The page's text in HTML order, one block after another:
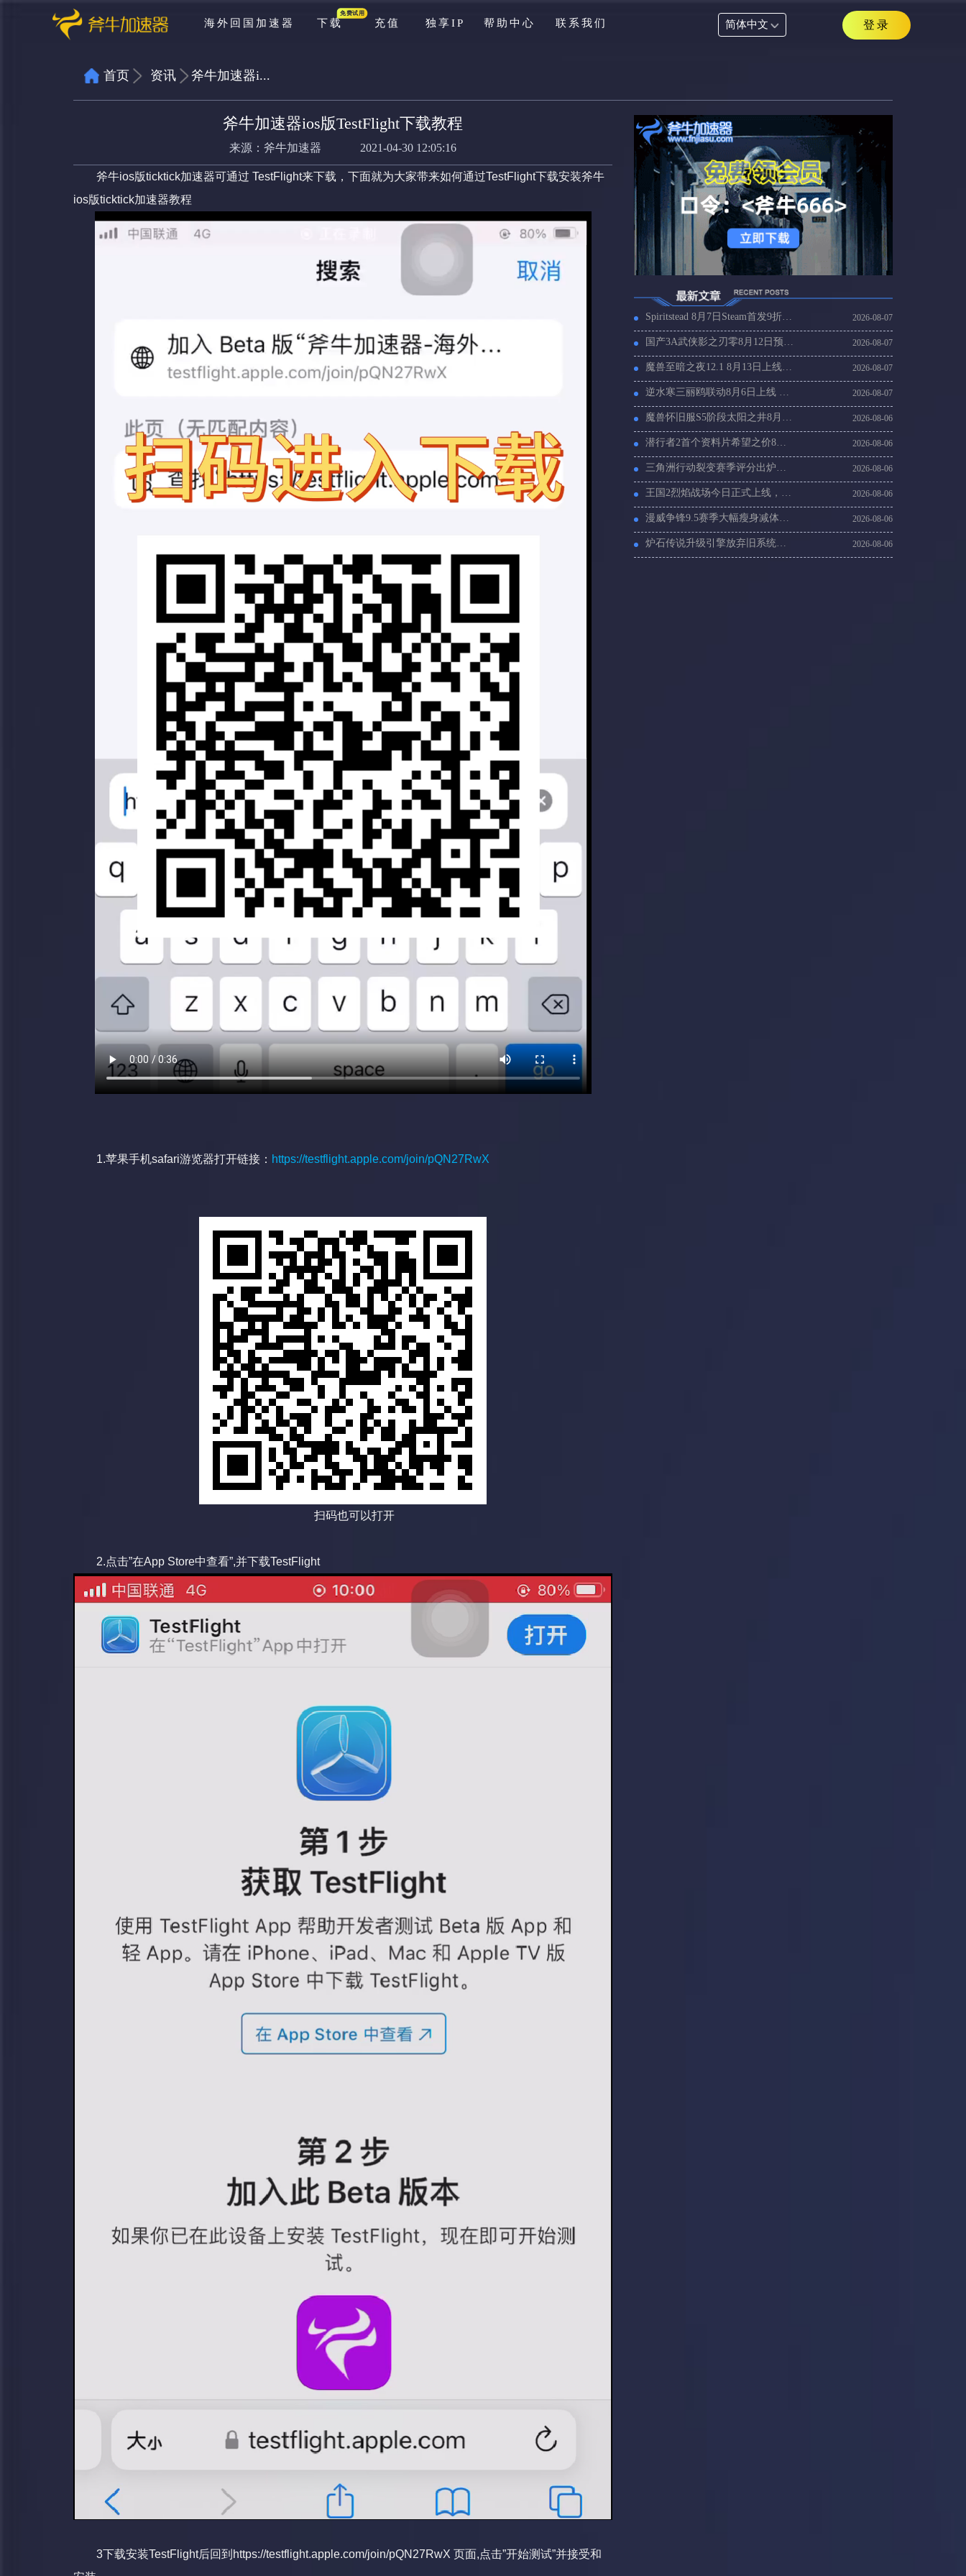
海外回国加速器 下载
免费试用
充值 独享IP 帮助中心
游戏问题
联系我们 简体中文 登录
首页 资讯 斧牛加速器i...
斧牛加速器ios版TestFlight下载教程
来源： 斧牛加速器 2021-04-30 12:05:16
斧牛ios版ticktick加速器可通过 TestFlight来下载，下面就为大家带来如何通过TestFlight下载安装斧牛
ios版ticktick加速器教程
1.苹果手机safari游览器打开链接： https://testflight.apple.com/join/pQN27RwX
扫码也可以打开
2.点击”在App Store中查看”,并下载TestFlight
3下载安装TestFlight后回到 https://testflight.apple.com/join/pQN27RwX 页面,点击”开始测试”并接受和
Spiritstead 8月7日Steam首发9折35元，国内玩家连Spiritstead方案 2026-08-07
国产3A武侠影之刃零8月12日预售，海外玩影之刃零加速器攻略 2026-08-07
魔兽至暗之夜12.1 8月13日上线，海外党回魔兽国服登录不上加速方案 2026-08-07
逆水寒三丽鸥联动8月6日上线 海外党登录逆水寒国服延迟高解决 2026-08-07
魔兽怀旧服S5阶段太阳之井8月6日开启，21周年抽10万现金海外党这样进国服 2026-08-06
潜行者2首个资料片希望之价8月20日上线，潜行者2连不上卡顿丢包速解 2026-08-06
三角洲行动裂变赛季评分出炉，海外回国玩三角洲刚枪卡顿掉线怎么办 2026-08-06
王国2烈焰战场今日正式上线，连不上王国2服务器延迟高速解 2026-08-06
漫威争锋9.5赛季大幅瘦身减体积，漫威争锋国际服更新慢进不去游戏这样解决 2026-08-06
炉石传说升级引擎放弃旧系统，国外玩炉石传说14赛季卡顿咋办 2026-08-06